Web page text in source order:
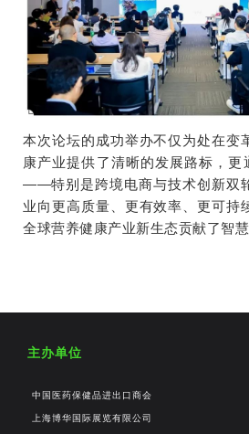
本次论坛的成功举办不仅为处在变
康产业提供了清晰的发展路标，更
——特别是跨境电商与技术创新双
业向更高质量、更有效率、更可持
全球营养健康产业新生态贡献了智慧
主办单位
中国医药保健品进出口商会
上海博华国际展览有限公司